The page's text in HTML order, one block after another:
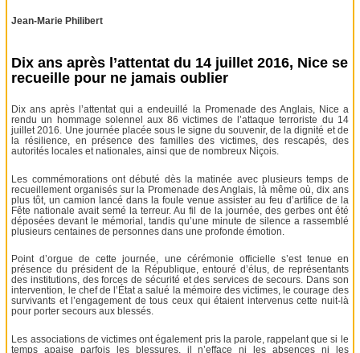
Jean-Marie Philibert
Dix ans après l’attentat du 14 juillet 2016, Nice se
recueille pour ne jamais oublier
Dix ans après l’attentat qui a endeuillé la Promenade des Anglais, Nice a
rendu un hommage solennel aux 86 victimes de l’attaque terroriste du 14
juillet 2016. Une journée placée sous le signe du souvenir, de la dignité et de
la résilience, en présence des familles des victimes, des rescapés, des
autorités locales et nationales, ainsi que de nombreux Niçois.
Les commémorations ont débuté dès la matinée avec plusieurs temps de
recueillement organisés sur la Promenade des Anglais, là même où, dix ans
plus tôt, un camion lancé dans la foule venue assister au feu d’artifice de la
Fête nationale avait semé la terreur. Au fil de la journée, des gerbes ont été
déposées devant le mémorial, tandis qu’une minute de silence a rassemblé
plusieurs centaines de personnes dans une profonde émotion.
Point d’orgue de cette journée, une cérémonie officielle s’est tenue en
présence du président de la République, entouré d’élus, de représentants
des institutions, des forces de sécurité et des services de secours. Dans son
intervention, le chef de l’État a salué la mémoire des victimes, le courage des
survivants et l’engagement de tous ceux qui étaient intervenus cette nuit-là
pour porter secours aux blessés.
Les associations de victimes ont également pris la parole, rappelant que si le
temps apaise parfois les blessures, il n’efface ni les absences ni les